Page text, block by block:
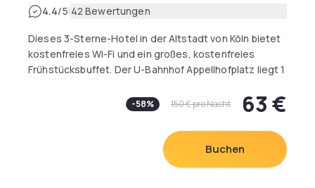
4.4/5|42 Bewertungen
Dieses 3-Sterne-Hotel in der Altstadt von Köln bietet
kostenfreies Wi-Fi und ein großes, kostenfreies
Frühstücksbuffet. Der U-Bahnhof Appellhofplatz liegt 1
Jedes Zimmer im Cerano City Hotel Köln am Dom
verfügt über kostenfreies Sky-TV, eine Minibar und
einen Schreibtisch. Bei der Ankunft erhalten Sie
kostenfreies Mineralwasser und frisches Obst.
-58% 150 €pro Nacht 63 €
Buchen